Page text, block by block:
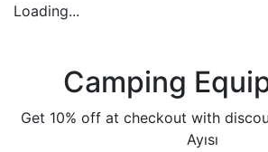
Loading...
Camping
Get 10% off at checkout with
Ayısı